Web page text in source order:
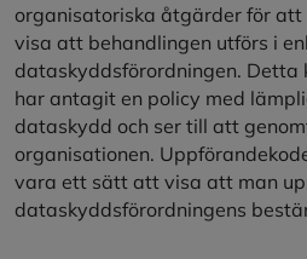
organisatoriska åtgärder för att
visa att behandlingen utförs i
dataskyddsförordningen. Detta
har antagit en policy med
dataskydd och ser till att
organisationen.
vara ett sätt att visa att man
dataskyddsförordningens